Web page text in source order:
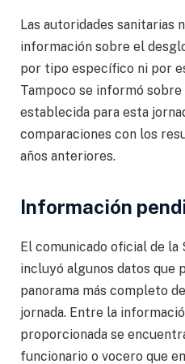
Las autoridades sanitarias
información sobre el
por tipo específico ni por
Tampoco se informó
establecida para esta
comparaciones con los
años anteriores.
Información
El comunicado oficial de la
incluyó algunos datos que
panorama más completo
jornada. Entre la
proporcionada se
funcionario o vocero que